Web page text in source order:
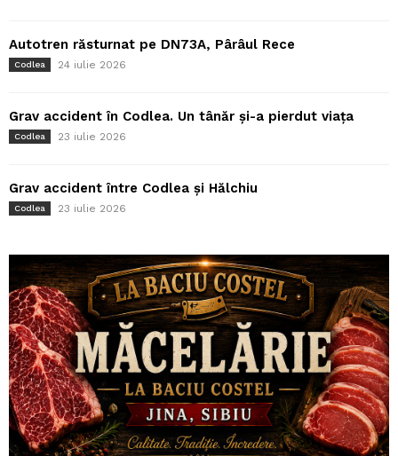
Autotren răsturnat pe DN73A, Pârâul Rece
Codlea 24 iulie 2026
Grav accident în Codlea. Un tânăr și-a pierdut viața
Codlea 23 iulie 2026
Grav accident între Codlea și Hălchiu
Codlea 23 iulie 2026